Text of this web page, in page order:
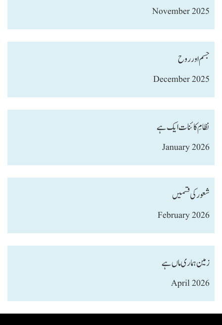
November 2025
جسم اور روح
December 2025
نظامِ کائنات ایک ہے
January 2026
شعور کی قسمیں
February 2026
زمین ہماری ماں ہے
April 2026